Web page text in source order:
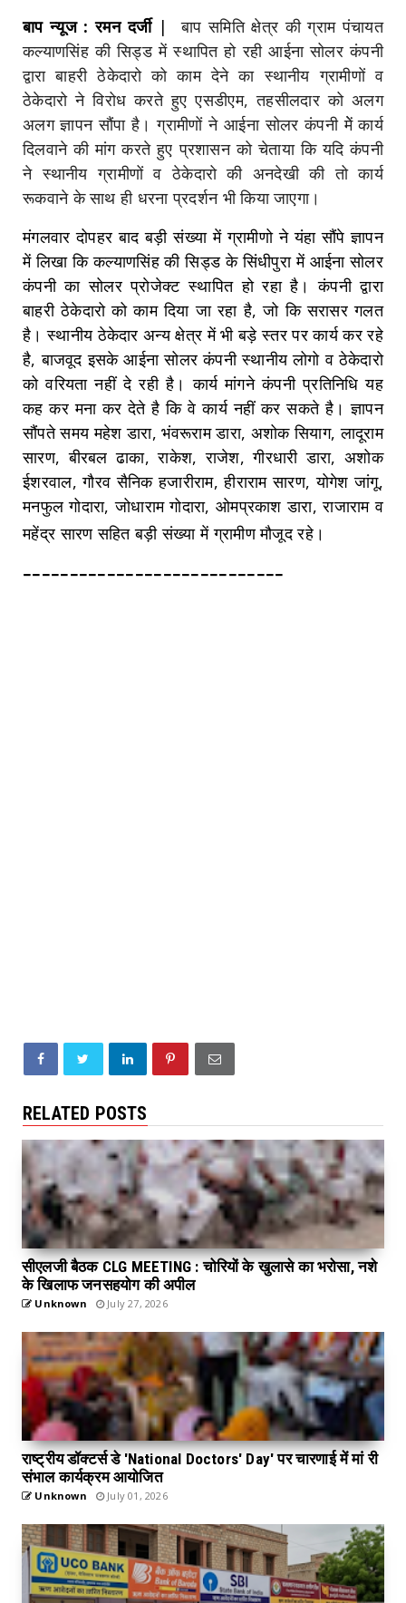
बाप न्यूज : रमन दर्जी|बाप समिति क्षेत्र की ग्राम पंचायत
कल्याणसिंह की सिड्ड में स्थापित हो रही आईना सोलर कंपनी
द्वारा बाहरी ठेकेदारो को काम देने का स्थानीय ग्रामीणों व
ठेकेदारो ने विरोध करते हुए एसडीएम, तहसीलदार को अलग
अलग ज्ञापन सौंपा है। ग्रामीणों ने आईना सोलर कंपनी मेें कार्य
दिलवाने की मांग करते हुए प्रशासन को चेताया कि यदि कंपनी
ने स्थानीय ग्रामीणों व ठेकेदारो की अनदेखी की तो कार्य
रूकवाने के साथ ही धरना प्रदर्शन भी किया जाएगा।
मंगलवार दोपहर बाद बड़ी संख्या में ग्रामीणो ने यंहा सौंपे ज्ञापन
में लिखा कि कल्याणसिंह की सिड्ड के सिंधीपुरा में आईना सोलर
कंपनी का सोलर प्राेजेक्ट स्थापित हो रहा है। कंपनी द्वारा
बाहरी ठेकेदारो को काम दिया जा रहा है, जो कि सरासर गलत
है। स्थानीय ठेकेदार अन्य क्षेत्र में भी बड़े स्तर पर कार्य कर रहे
है, बाजवूद इसके आईना सोलर कंपनी स्थानीय लोगो व ठेकेदारो
को वरियता नहीं दे रही है। कार्य मांगने कंपनी प्रतिनिधि यह
कह कर मना कर देते है कि वे कार्य नहीं कर सकते है। ज्ञापन
सौंपते समय महेश डारा, भंवरूराम डारा, अशोक सियाग, लादूराम
सारण, बीरबल ढाका, राकेश, राजेश, गीरधारी डारा, अशोक
ईशरवाल, गौरव सैनिक हजारीराम, हीराराम सारण, योगेश जांगू,
मनफुल गोदारा, जोधाराम गोदारा, ओमप्रकाश डारा, राजाराम व
महेंद्र सारण सहित बड़ी संख्या में ग्रामीण मौजूद रहे।
----------------------------
RELATED POSTS
सीएलजी बैठक CLG MEETING : चोरियों के खुलासे का भरोसा, नशे
के खिलाफ जनसहयोग की अपील
Unknown July 27, 2026
राष्ट्रीय डॉक्टर्स डे 'National Doctors' Day' पर चारणाई में मां री
संभाल कार्यक्रम आयोजित
Unknown July 01, 2026